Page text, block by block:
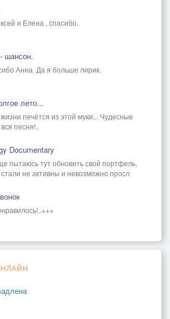
и Елена , спасибо.
шансон.
Анна. Да я больше лирик.
лето...
печётся из этой муки... Чудесные
песня!..
Documentary
пытаюсь тут обновить свой портфель,
стали не активны и невозможно просл